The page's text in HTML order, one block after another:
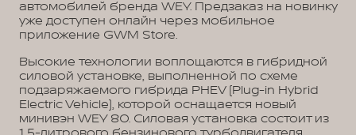
автомобилей бренда WEY. Предзаказ на новинку
уже доступен онлайн через мобильное
приложение GWM Store.
Высокие технологии воплощаются в гибридной
силовой установке, выполненной по схеме
подзаряжаемого гибрида PHEV (Plug-in Hybrid
Electric Vehicle), которой оснащается новый
минивэн WEY 80. Силовая установка состоит из